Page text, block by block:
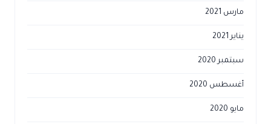
مارس 2021
يناير 2021
سبتمبر 2020
أغسطس 2020
مايو 2020